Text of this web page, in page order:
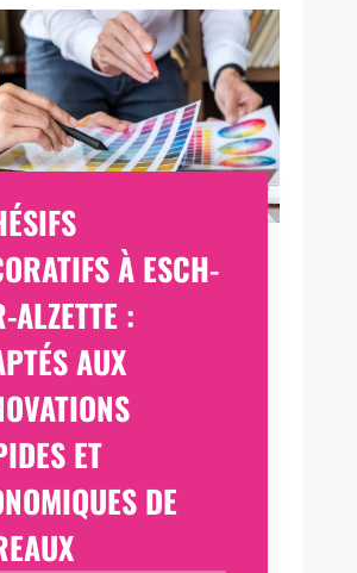
À ESCH-
ALZETTE :
AUX
ET
DE